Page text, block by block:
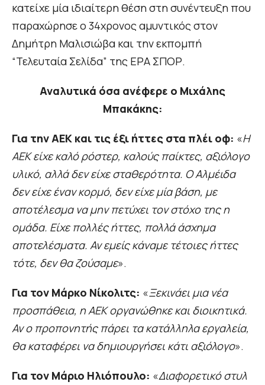
κατείχε μία ιδιαίτερη θέση στη συνέντευξη που
παραχώρησε ο 34χρονος αμυντικός στον
Δημήτρη Μαλισιώβα και την εκπομπή
“Τελευταία Σελίδα” της ΕΡΑ ΣΠΟΡ.
Αναλυτικά όσα ανέφερε ο Μιχάλης
Μπακάκης:
Για την ΑΕΚ και τις έξι ήττες στα πλέι οφ: «Η
ΑΕΚ είχε καλό ρόστερ, καλούς παίκτες, αξιόλογο
υλικό, αλλά δεν είχε σταθερότητα. Ο Αλμέιδα
δεν είχε έναν κορμό, δεν είχε μία βάση, με
αποτέλεσμα να μην πετύχει τον στόχο της η
ομάδα. Είχε πολλές ήττες, πολλά άσχημα
αποτελέσματα. Αν εμείς κάναμε τέτοιες ήττες
τότε, δεν θα ζούσαμε».
Για τον Μάρκο Νίκολιτς: «Ξεκινάει μια νέα
προσπάθεια, η ΑΕΚ οργανώθηκε και διοικητικά.
Αν ο προπονητής πάρει τα κατάλληλα εργαλεία,
θα καταφέρει να δημιουργήσει κάτι αξιόλογο».
Για τον Μάριο Ηλιόπουλο: «Διαφορετικό στυλ